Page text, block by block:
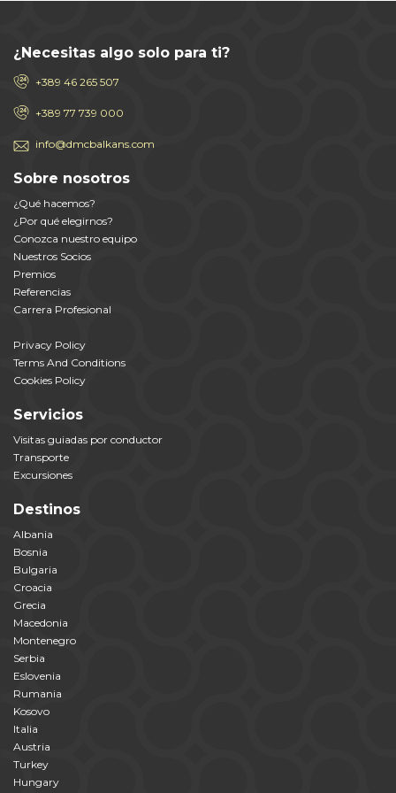
¿Necesitas algo solo para ti?
+389 46 265 507
+389 77 739 000
info@dmcbalkans.com
Sobre nosotros
¿Qué hacemos?
¿Por qué elegirnos?
Conozca nuestro equipo
Nuestros Socios
Premios
Referencias
Carrera Profesional
Privacy Policy
Terms And Conditions
Cookies Policy
Servicios
Visitas guiadas por conductor
Transporte
Excursiones
Destinos
Albania
Bosnia
Bulgaria
Croacia
Grecia
Macedonia
Montenegro
Serbia
Eslovenia
Rumania
Kosovo
Italia
Austria
Turkey
Hungary